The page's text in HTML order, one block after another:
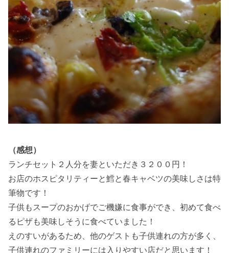
（感想）
ランチセット２人分を妻といただき３２００円！
お店のホスピタリティーと鱈と春キャベツの美味しさは特
筆物です！
子供もスープのおかげでご機嫌に食事ができ、初めて食べ
るピザも美味しそうに食べていました！
えのすいがあるため、他のゲストも子供連れの方が多く、
子供連れのファミリーには入りやすい店だと思います！